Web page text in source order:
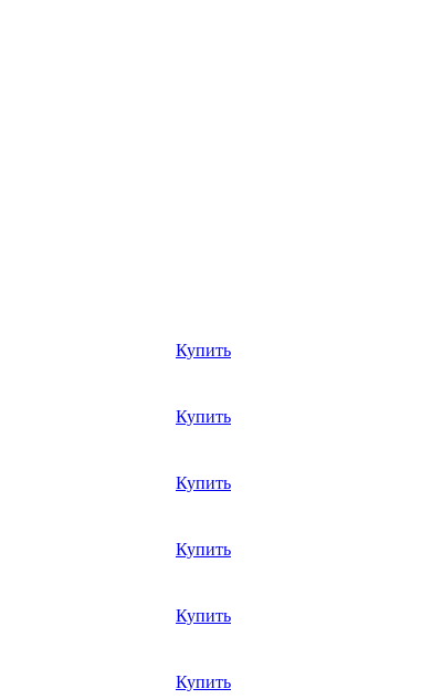
Купить
Купить
Купить
Купить
Купить
Купить